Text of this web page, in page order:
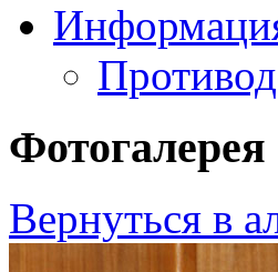
Фотогалерея
Вернуться в